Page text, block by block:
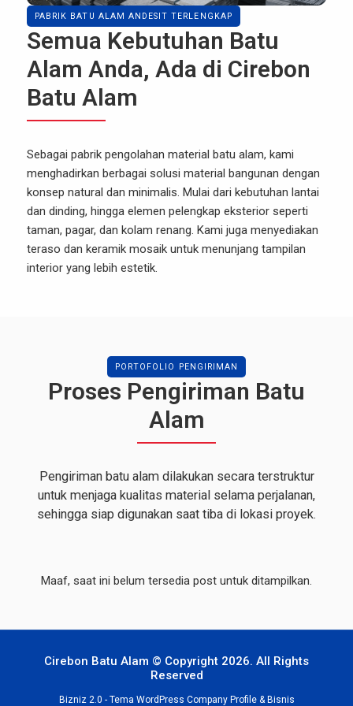
PABRIK BATU ALAM ANDESIT TERLENGKAP
Semua Kebutuhan Batu
Alam Anda, Ada di Cirebon
Batu Alam
Sebagai pabrik pengolahan material batu alam, kami
menghadirkan berbagai solusi material bangunan dengan
konsep natural dan minimalis. Mulai dari kebutuhan lantai
dan dinding, hingga elemen pelengkap eksterior seperti
taman, pagar, dan kolam renang. Kami juga menyediakan
teraso dan keramik mosaik untuk menunjang tampilan
interior yang lebih estetik.
PORTOFOLIO PENGIRIMAN
Proses Pengiriman Batu
Alam
Pengiriman batu alam dilakukan secara terstruktur
untuk menjaga kualitas material selama perjalanan,
sehingga siap digunakan saat tiba di lokasi proyek.
Maaf, saat ini belum tersedia post untuk ditampilkan.
Cirebon Batu Alam © Copyright 2026. All Rights
Reserved
Bizniz 2.0 - Tema WordPress Company Profile & Bisnis